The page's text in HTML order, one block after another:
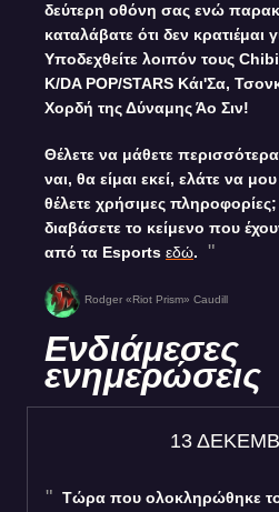
δεύτερη οθόνη σας ενώ
καταλάβατε ότι δεν κρατιέμαι
Υποδεχθείτε λοιπόν τους
K/DA POP/STARS Κάι'Σα,
Χορδή της Δύναμης Άο Σιν!
Θέλετε να μάθετε
ναι, θα είμαι εκεί, ελάτε να
θέλετε χρήσιμες
διαβάσετε το κείμενο που
από τα Esports εδώ.
Rodger «Riot Prism» Caudill
Ενδιάμεσες
ενημερώσεις
13
Τώρα που ολοκληρώθηκε